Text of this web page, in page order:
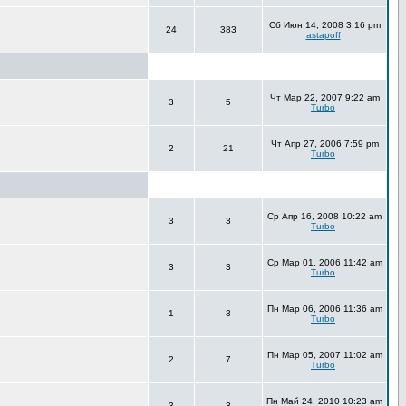
24 383
Сб Июн 14, 2008 3:16 pm
astapoff
3 5
Чт Мар 22, 2007 9:22 am
Turbo
2 21
Чт Апр 27, 2006 7:59 pm
Turbo
3 3
Ср Апр 16, 2008 10:22 am
Turbo
3 3
Ср Мар 01, 2006 11:42 am
Turbo
1 3
Пн Мар 06, 2006 11:36 am
Turbo
2 7
Пн Мар 05, 2007 11:02 am
Turbo
Пн Май 24, 2010 10:23 am